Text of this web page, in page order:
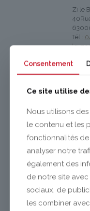
Zi le
Tél :
Consentement
Ce site utilise
Nous utilisons
le contenu et les
fonctionnalités
analyser notre
également des
de notre site
sociaux, de
les combiner